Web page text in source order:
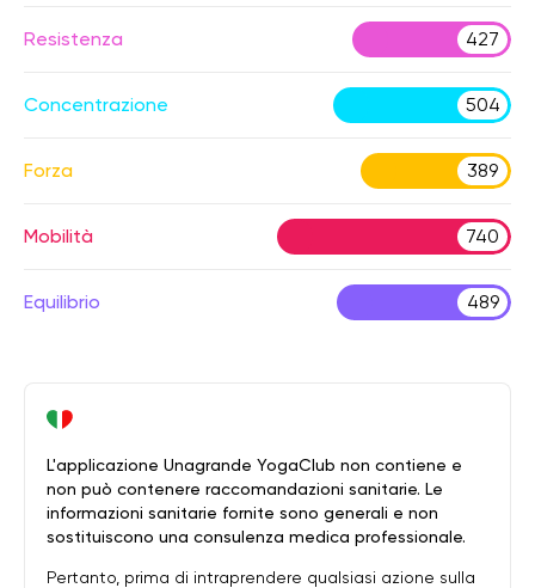
Resistenza 427
Concentrazione 504
Forza 389
Mobilità 740
Equilibrio 489
L'applicazione Unagrande YogaClub non contiene e
non può contenere raccomandazioni sanitarie. Le
informazioni sanitarie fornite sono generali e non
sostituiscono una consulenza medica professionale.
Pertanto, prima di intraprendere qualsiasi azione sulla